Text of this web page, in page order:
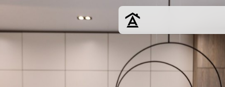
Ремонт
Цены